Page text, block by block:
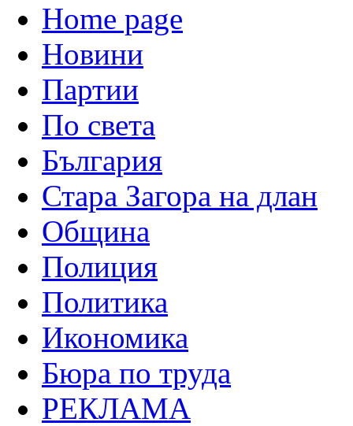
Home page
Новини
Партии
По света
България
Стара Загора на длан
Община
Полиция
Политика
Икономика
Бюра по труда
РЕКЛАМА